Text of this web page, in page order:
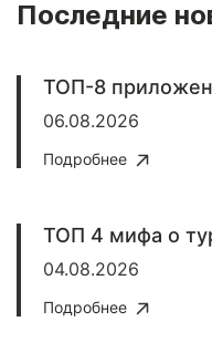
Последние
ТОП-8
06.08.2026
Подробнее
ТОП 4 мифа о
04.08.2026
Подробнее